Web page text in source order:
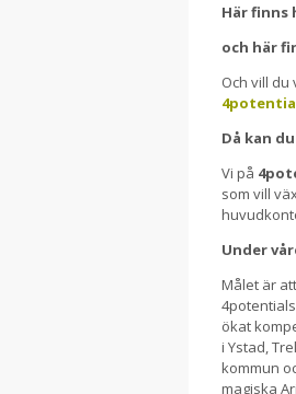
Här finns
och här
Och vill du
Då kan du
Vi på
som vill
Under
Målet är
ökat
i Ystad,
kommun
magiska